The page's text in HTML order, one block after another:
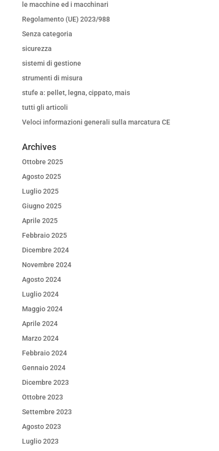
le macchine ed i macchinari
Regolamento (UE) 2023/988
Senza categoria
sicurezza
sistemi di gestione
strumenti di misura
stufe a: pellet, legna, cippato, mais
tutti gli articoli
Veloci informazioni generali sulla marcatura CE
Archives
Ottobre 2025
Agosto 2025
Luglio 2025
Giugno 2025
Aprile 2025
Febbraio 2025
Dicembre 2024
Novembre 2024
Agosto 2024
Luglio 2024
Maggio 2024
Aprile 2024
Marzo 2024
Febbraio 2024
Gennaio 2024
Dicembre 2023
Ottobre 2023
Settembre 2023
Agosto 2023
Luglio 2023